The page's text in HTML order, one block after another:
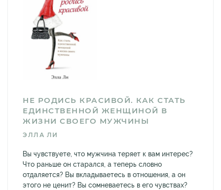
НЕ РОДИСЬ КРАСИВОЙ. КАК СТАТЬ
ЕДИНСТВЕННОЙ ЖЕНЩИНОЙ В
ЖИЗНИ СВОЕГО МУЖЧИНЫ
ЭЛЛА ЛИ
Вы чувствуете, что мужчина теряет к вам интерес?
Что раньше он старался, а теперь словно
отдаляется? Вы вкладываетесь в отношения, а он
этого не ценит? Вы сомневаетесь в его чувствах?